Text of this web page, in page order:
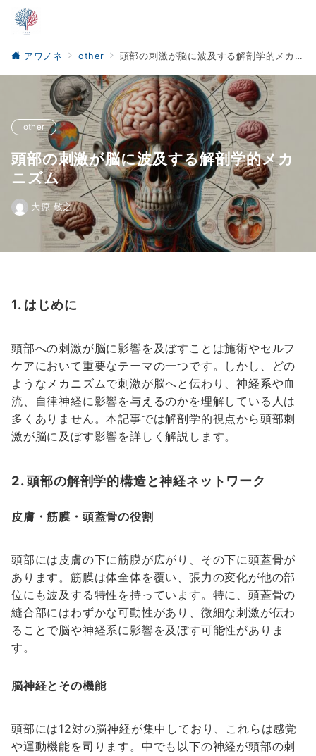
アワノネ other 頭部の刺激が脳に波及する解剖学的メカニズム
other
頭部の刺激が脳に波及する解剖学的メカ
ニズム
大原 敬之
1. はじめに
頭部への刺激が脳に影響を及ぼすことは施術やセルフ
ケアにおいて重要なテーマの一つです。しかし、どの
ようなメカニズムで刺激が脳へと伝わり、神経系や血
流、自律神経に影響を与えるのかを理解している人は
多くありません。本記事では解剖学的視点から頭部刺
激が脳に及ぼす影響を詳しく解説します。
2. 頭部の解剖学的構造と神経ネットワーク
皮膚・筋膜・頭蓋骨の役割
頭部には皮膚の下に筋膜が広がり、その下に頭蓋骨が
あります。筋膜は体全体を覆い、張力の変化が他の部
位にも波及する特性を持っています。特に、頭蓋骨の
縫合部にはわずかな可動性があり、微細な刺激が伝わ
ることで脳や神経系に影響を及ぼす可能性がありま
す。
脳神経とその機能
頭部には12対の脳神経が集中しており、これらは感覚
や運動機能を司ります。中でも以下の神経が頭部の刺